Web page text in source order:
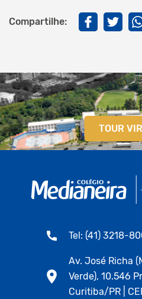
Compartilhe:
TOUR
Tel: (41) 3218-
Av. José Richa
Verde), 10.546
Curitiba/PR |